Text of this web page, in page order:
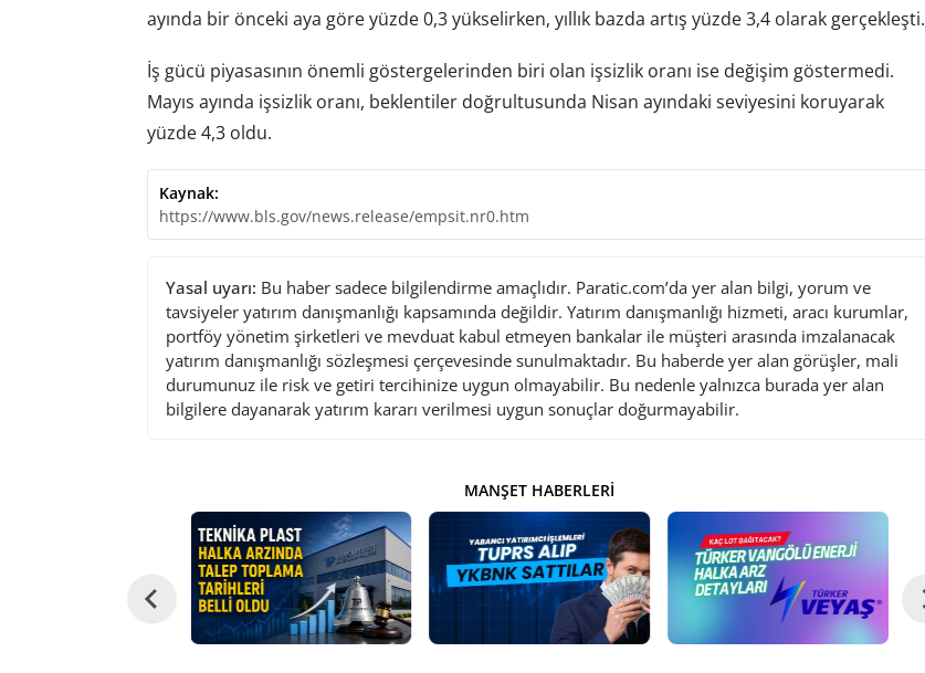
ayında bir önceki aya göre yüzde 0,3 yükselirken, yıllık bazda artış yüzde 3,4 olarak gerçekleşti.
İş gücü piyasasının önemli göstergelerinden biri olan işsizlik oranı ise değişim göstermedi.
Mayıs ayında işsizlik oranı, beklentiler doğrultusunda Nisan ayındaki seviyesini koruyarak
yüzde 4,3 oldu.
Kaynak:
https://www.bls.gov/news.release/empsit.nr0.htm
Yasal uyarı: Bu haber sadece bilgilendirme amaçlıdır. Paratic.com’da yer alan bilgi, yorum ve
tavsiyeler yatırım danışmanlığı kapsamında değildir. Yatırım danışmanlığı hizmeti, aracı kurumlar,
portföy yönetim şirketleri ve mevduat kabul etmeyen bankalar ile müşteri arasında imzalanacak
yatırım danışmanlığı sözleşmesi çerçevesinde sunulmaktadır. Bu haberde yer alan görüşler, mali
durumunuz ile risk ve getiri tercihinize uygun olmayabilir. Bu nedenle yalnızca burada yer alan
bilgilere dayanarak yatırım kararı verilmesi uygun sonuçlar doğurmayabilir.
MANŞET HABERLERI